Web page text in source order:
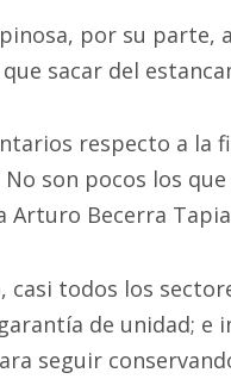
por su parte,
sacar del
respecto a la
son pocos los
Arturo Becerra
casi todos los
de unidad; e
seguir